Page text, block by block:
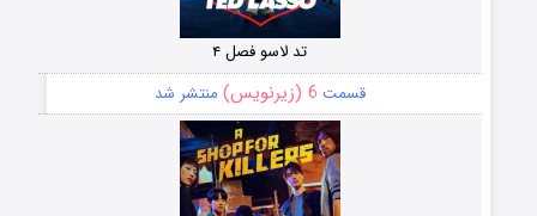
تد لاسو فصل ۴
قسمت 6 (زیرنویس) منتشر شد